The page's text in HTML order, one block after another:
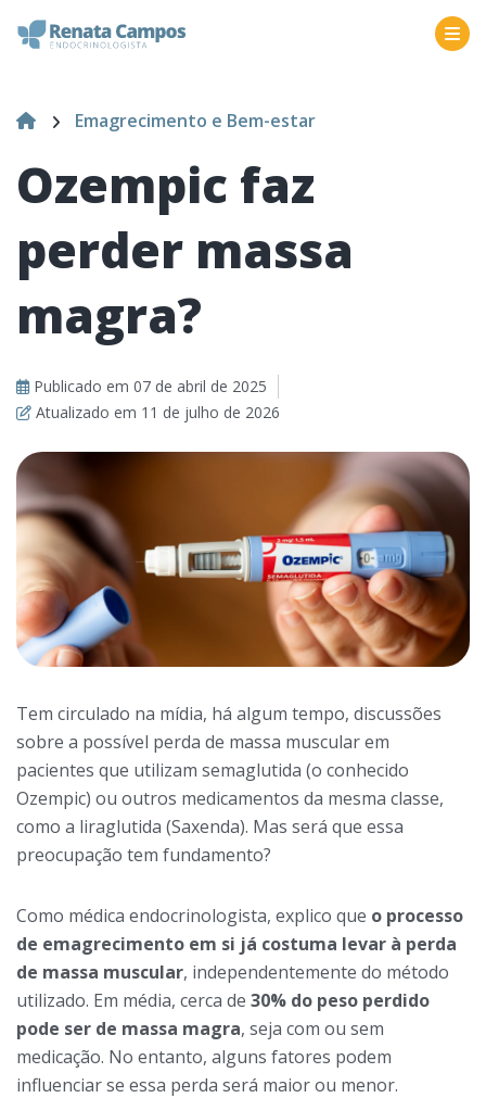
Emagrecimento e Bem-estar
Ozempic faz
perder massa
magra?
Publicado em 07 de abril de 2025
Atualizado em 11 de julho de 2026
Tem circulado na mídia, há algum tempo, discussões
sobre a possível perda de massa muscular em
pacientes que utilizam semaglutida (o conhecido
Ozempic) ou outros medicamentos da mesma classe,
como a liraglutida (Saxenda). Mas será que essa
preocupação tem fundamento?
Como médica endocrinologista, explico que o processo
de emagrecimento em si já costuma levar à perda
de massa muscular, independentemente do método
utilizado. Em média, cerca de 30% do peso perdido
pode ser de massa magra, seja com ou sem
medicação. No entanto, alguns fatores podem
influenciar se essa perda será maior ou menor.